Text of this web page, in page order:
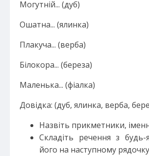
Могутній... (дуб)
Ошатна... (ялинка)
Плакуча... (верба)
Білокора... (береза)
Маленька... (фіалка)
Довідка: (дуб, ялинка, верба,
Назвіть прикметники,
Складіть речення з
його на наступному